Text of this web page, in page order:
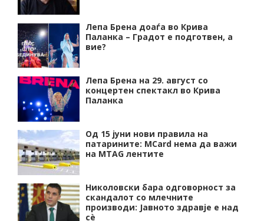
Лепа Брена доаѓа во Крива
Паланка – Градот е подготвен, а
вие?
Лепа Брена на 29. август со
концертен спектакл во Крива
Паланка
Од 15 јуни нови правила на
патарините: MCard нема да важи
на MTAG лентите
Николовски бара одговорност за
скандалот со млечните
производи: Јавното здравје е над
сѐ